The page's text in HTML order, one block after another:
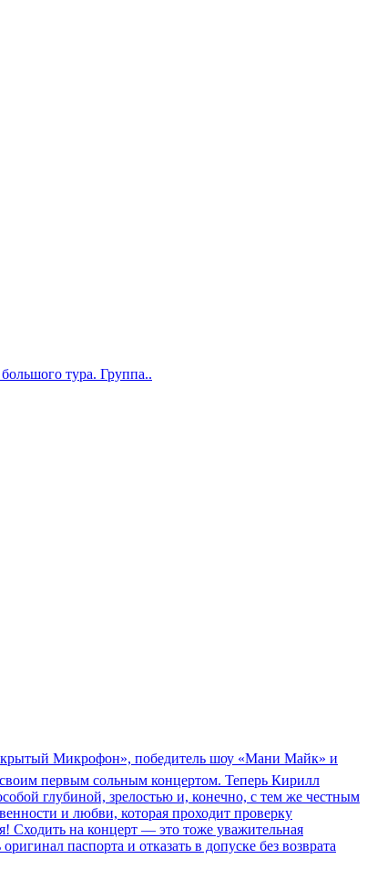
тура. Группа..
Микрофон», победитель шоу «Мани Майк» и
первым сольным концертом. Теперь Кирилл
глубиной, зрелостью и, конечно, с тем же честным
и любви, которая проходит проверку
Сходить на концерт — это тоже уважительная
паспорта и отказать в допуске без возврата